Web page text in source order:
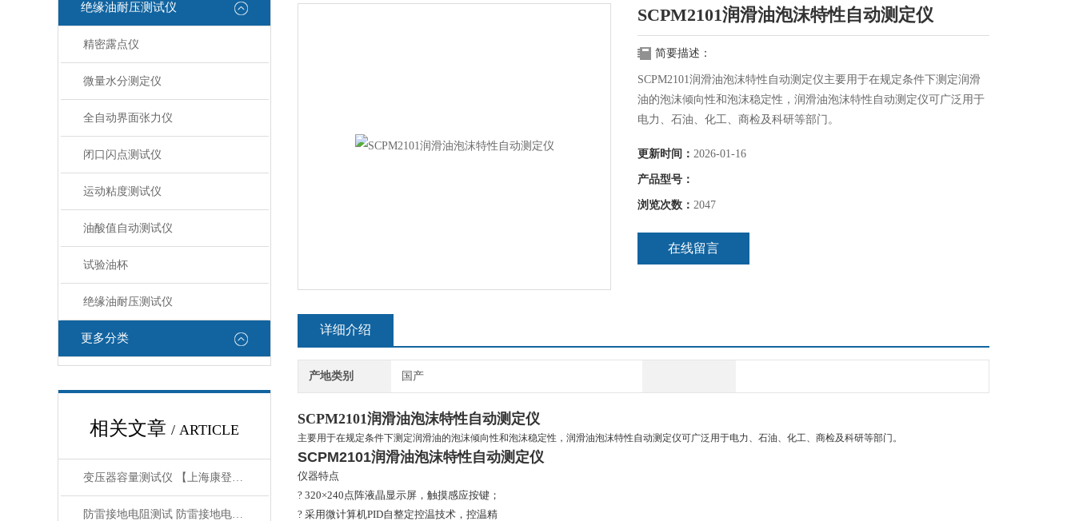
绝缘油耐压测试仪
精密露点仪
微量水分测定仪
全自动界面张力仪
闭口闪点测试仪
运动粘度测试仪
油酸值自动测试仪
试验油杯
绝缘油耐压测试仪
更多分类
相关文章 / ARTICLE
变压器容量测试仪 【上海康登电气】概述
防雷接地电阻测试 防雷接地电阻测试方法
SCPM2101润滑油泡沫特性自动测定仪
简要描述：
SCPM2101润滑油泡沫特性自动测定仪主要用于在规定条件下测定润滑
油的泡沫倾向性和泡沫稳定性，润滑油泡沫特性自动测定仪可广泛用于
电力、石油、化工、商检及科研等部门。
更新时间： 2026-01-16
产品型号：
浏览次数： 2047
在线留言
详细介绍
产地类别 国产
SCPM2101润滑油泡沫特性自动测定仪
主要用于在规定条件下测定润滑油的泡沫倾向性和泡沫稳定性，润滑油泡沫特性自动测定仪可广泛用于电力、石油、化工、商检及科研等部门。
SCPM2101润滑油泡沫特性自动测定仪
仪器特点
? 320×240点阵液晶显示屏，触摸感应按键；
? 采用微计算机PID自整定控温技术，控温精